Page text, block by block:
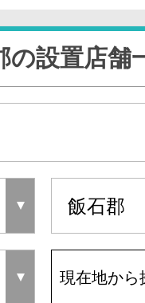
の設置店舗
現在地から